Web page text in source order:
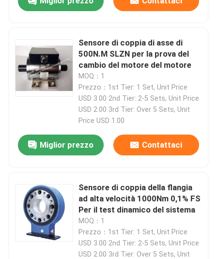
sensore di pressione di alta precisione
Banco di prova per cambio
Modulo dell'acquisizione dei dati portatile
giunto a innesto rapido
Condizionatore d'aria di spinta
Macchina di condizionamento del liquido refrigerante
Sensore di coppia di asse di
500N.M SLZN per la prova del
cambio del motore del motore
MOQ：1
Prezzo：1st Tier: 1 Set, Unit Price
USD 3.00 2nd Tier: 2-5 Sets, Unit Price
USD 2.00 3rd Tier: Over 5 Sets, Unit
Price USD 1.00
Miglior prezzo Contattaci
Sensore di coppia della flangia
ad alta velocità 1000Nm 0,1% FS
Per il test dinamico del sistema
MOQ：1
Prezzo：1st Tier: 1 Set, Unit Price
USD 3.00 2nd Tier: 2-5 Sets, Unit Price
USD 2.00 3rd Tier: Over 5 Sets, Unit